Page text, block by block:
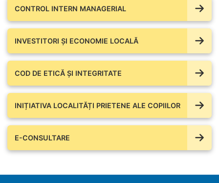
CONTROL INTERN MANAGERIAL
INVESTITORI ȘI ECONOMIE LOCALĂ
COD DE ETICĂ ȘI INTEGRITATE
INIȚIATIVA LOCALITĂȚI PRIETENE ALE COPIILOR
E-CONSULTARE